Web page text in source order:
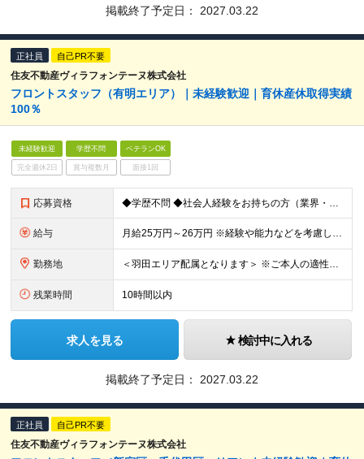
掲載終了予定日： 2027.03.22
正社員 自己PR不要
住友不動産ヴィラフォンテーヌ株式会社
フロントスタッフ（有明エリア）｜未経験歓迎｜育休産休取得実績
100％
未経験歓迎 学歴不問 ベテランOK
完全週休2日 賞与複数月 面接1回
応募資格 ◆学歴不問 ◆社会人経験をお持ちの方（業界・業種、未経験も大歓迎です） ◆ホスピタリティが求められる職種での接客経験をお持ちの方 ┗例：アルバイト可。各種営業、アパレル・ブライダル・飲食業等
給与 月給25万円～26万円 ※経験や能力などを考慮した上で決定いたします ※試用期間6ヶ月あり（試用期間満了後より昇給と賞与の対象となり、その他の条件に差異なし） ※残業代は別途全額支給（1分単位で支給）
勤務地 ＜羽田エリア配属となります＞ ※ご本人の適性に鑑みて、勤務地が羽田以外のホテルもしくは本社となる場合があります 勤務地一覧 ■東京エリア：⽻⽥、有明、汐留、六本⽊、⽥町、浜松町、⼋丁堀、茅場町、⽇本
残業時間 10時間以内
求人を見る 検討中に入れる
掲載終了予定日： 2027.03.22
正社員 自己PR不要
住友不動産ヴィラフォンテーヌ株式会社